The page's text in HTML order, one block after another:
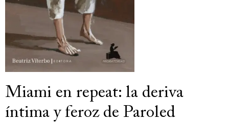
Miami en repeat: la deriva
íntima y feroz de Paroled